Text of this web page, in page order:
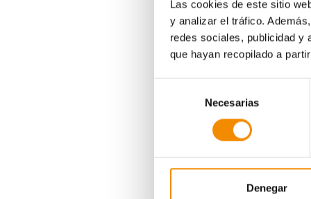
Las cookies de este sitio
y analizar el tráfico.
redes sociales, publicidad y
que hayan recopilado a
consentimiento
Necesarias
Denegar
Divina Pastora
Badalona una fiesta
temporadas.
El Palau Olímpic
comenzarán a las
que se encuentran
Además de contar
los asistentes
La aseguradora
horas, al Divina